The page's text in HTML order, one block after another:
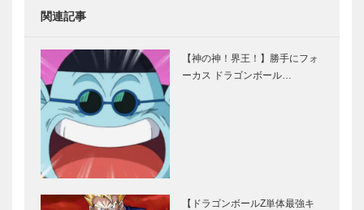
関連記事
【神の神！界王！】勝手にフォ
ーカス ドラゴンボール…
【ドラゴンボールZ単体最強キ